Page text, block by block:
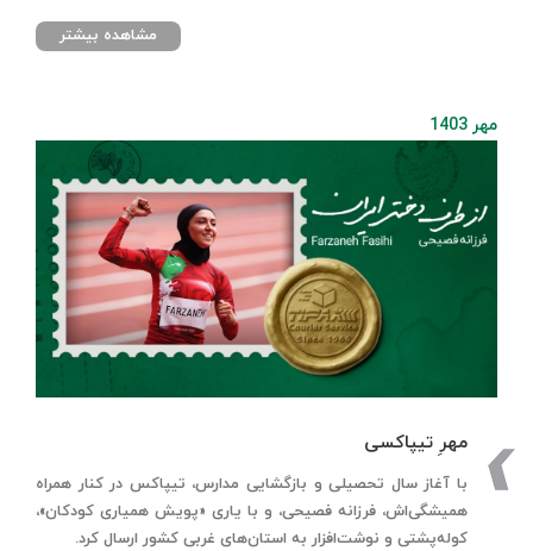
مشاهده بیشتر
مهر 1403
مهرِ تیپاکسی
با آغاز سال تحصیلی و بازگشایی مدارس، تیپاکس در کنار همراه
همیشگی‌اش، فرزانه فصیحی، و با یاری «پویش همیاری کودکان»،
کوله‌پشتی و نوشت‌افزار به استان‌های غربی کشور ارسال کرد.